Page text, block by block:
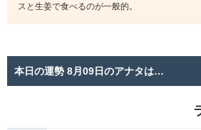
スと生姜で食べるのが一般的。
本日の運勢 8月09日のアナタは…